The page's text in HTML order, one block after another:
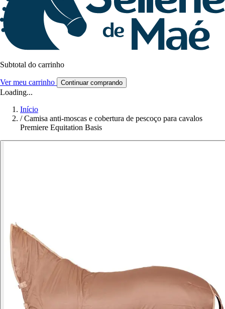
Subtotal do carrinho
Ver meu carrinho Continuar comprando
Loading...
Início
/ Camisa anti-moscas e cobertura de pescoço para cavalos
Premiere Equitation Basis